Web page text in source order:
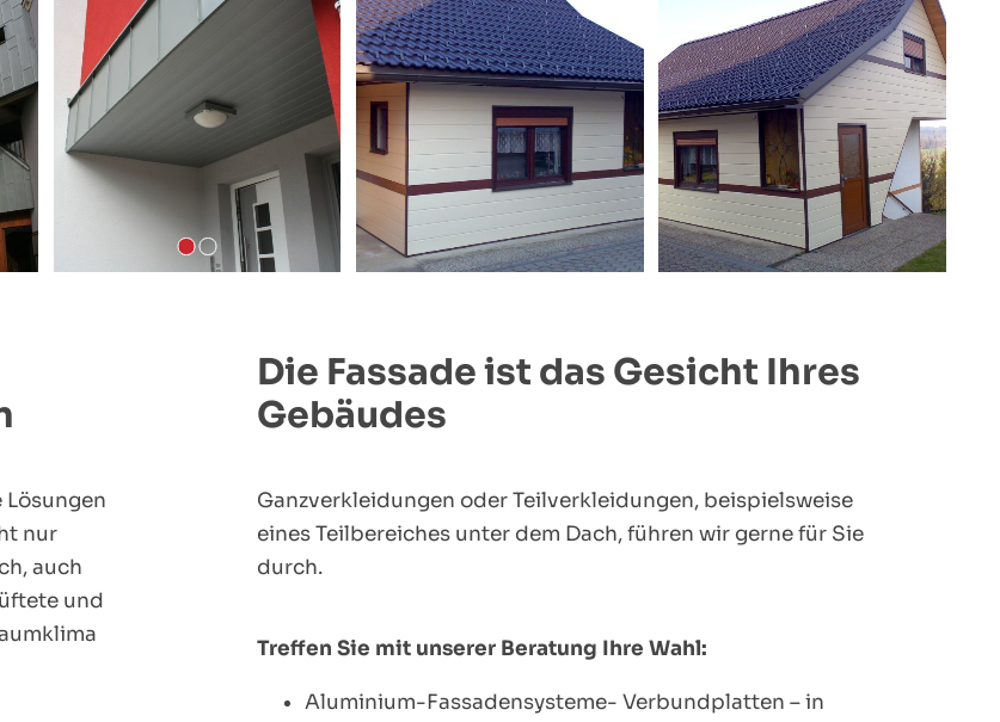
nur
auch
und
Die Fassade ist das Gesicht Ihres
Gebäudes
Ganzverkleidungen oder Teilverkleidungen, beispielsweise
eines Teilbereiches unter dem Dach, führen wir gerne für Sie
durch.
Treffen Sie mit unserer Beratung Ihre Wahl:
Aluminium-Fassadensysteme- Verbundplatten – in